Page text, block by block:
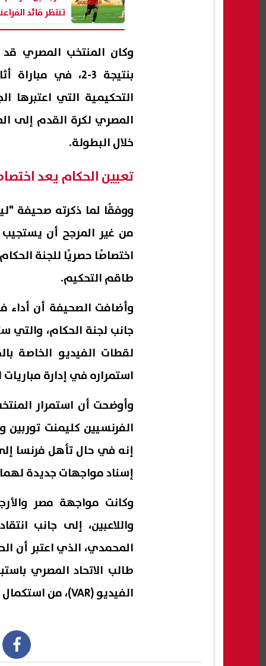
تنتظر قائد
المونديال
وكان المنتخب المصري قد
بنتيجة 3-2، في
التحكيمية التي اعتبرها
المصري لكرة القدم إلى
خلال البطولة.
تعيين الحكام يعد
ووفقًا لما ذكرته صحيفة
من غير المرجح أن يستجيب
اختصاصًا حصريًا للجنة
طاقم التحكيم.
وأضافت الصحيفة أن أداء
جانب لجنة الحكام، والتي
لقطات الفيديو الخاصة
استمراره في إدارة مباريات
وأوضحت أن استمرار
الفرنسيين كليمنت توربين
إنه في حال تأهل فرنسا
إسناد مواجهات جديدة لهما
وكانت مواجهة مصر
واللاعبين، إلى جانب
المحمدي، الذي اعتبر أن
طالب الاتحاد المصري
الفيديو (VAR)، من استكمال إدارة مباريات كأس العالم.